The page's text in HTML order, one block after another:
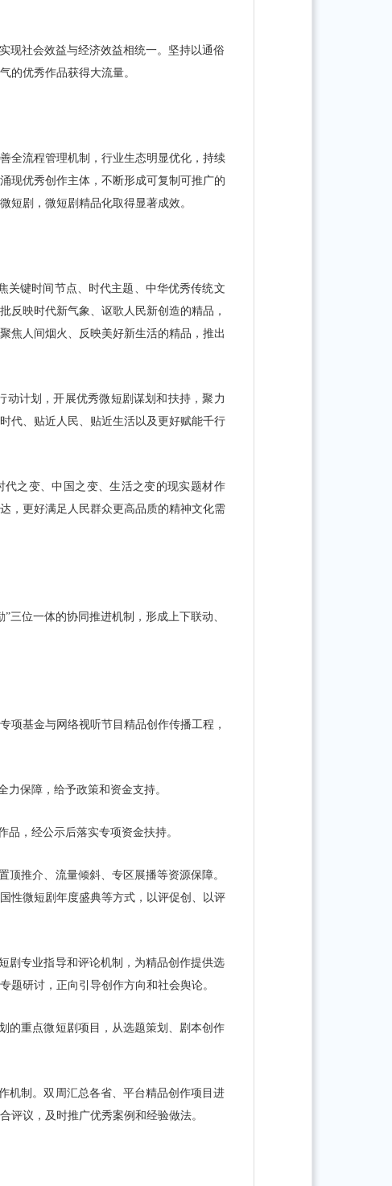
现社会效益与经济效益相统一。坚持以通俗
的优秀作品获得大流量。
全流程管理机制，行业生态明显优化，持续
现优秀创作主体，不断形成可复制可推广的
短剧，微短剧精品化取得显著成效。
关键时间节点、时代主题、中华优秀传统文
反映时代新气象、讴歌人民新创造的精品，
焦人间烟火、反映美好新生活的精品，推出
动计划，开展优秀微短剧谋划和扶持，聚力
代、贴近人民、贴近生活以及更好赋能千行
之变、中国之变、生活之变的现实题材作
，更好满足人民群众更高品质的精神文化需
三位一体的协同推进机制，形成上下联动、
项基金与网络视听节目精品创作传播工程，
保障，给予政策和资金支持。
，经公示后落实专项资金扶持。
推介、流量倾斜、专区展播等资源保障。
性微短剧年度盛典等方式，以评促创、以评
剧专业指导和评论机制，为精品创作提供选
题研讨，正向引导创作方向和社会舆论。
的重点微短剧项目，从选题策划、剧本创作
机制。双周汇总各省、平台精品创作项目进
评议，及时推广优秀案例和经验做法。